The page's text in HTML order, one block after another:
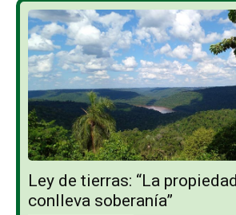
Ley de tierras: “La
conlleva soberanía”